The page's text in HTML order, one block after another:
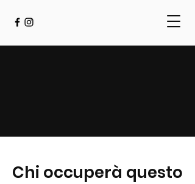
Chi occuperà questo